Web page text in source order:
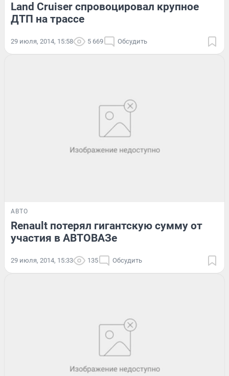
Land Cruiser спровоцировал крупное
ДТП на трассе
29 июля, 2014, 15:58 5 669 Обсудить
АВТО
Renault потерял гигантскую сумму от
участия в АВТОВАЗе
29 июля, 2014, 15:33 135 Обсудить